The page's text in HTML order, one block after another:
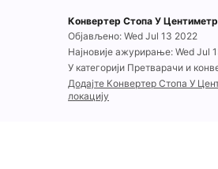
Конвертер Стопа У
Објављено: Wed Jul 13 2022
Најновије ажурирање: Wed Jul
У категорији Претварачи и
Додајте Конвертер Стопа У
локацију